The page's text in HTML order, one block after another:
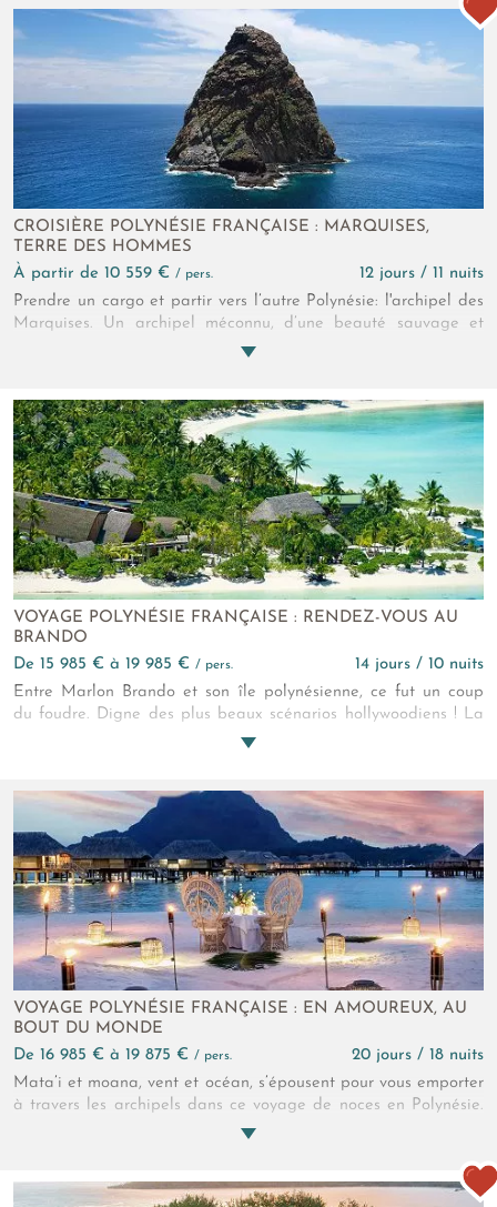
CROISIÈRE POLYNÉSIE FRANÇAISE : MARQUISES,
TERRE DES HOMMES
à partir de 10 559 € / pers.
12 jours / 11 nuits
Prendre un cargo et partir vers l’autre Polynésie: l'archipel des
Marquises. Un archipel méconnu, d’une beauté sauvage et
préservée où sont nés et sont toujours cultivés les grands arts
VOYAGE POLYNÉSIE FRANÇAISE : RENDEZ-VOUS AU
BRANDO
de 15 985 € à 19 985 € / pers.
14 jours / 10 nuits
Entre Marlon Brando et son île polynésienne, ce fut un coup
du foudre. Digne des plus beaux scénarios hollywoodiens ! La
star s’est éteinte mais son amour du Pacifique continue de
VOYAGE POLYNÉSIE FRANÇAISE : EN AMOUREUX, AU
BOUT DU MONDE
de 16 985 € à 19 875 € / pers.
20 jours / 18 nuits
Mata’i et moana, vent et océan, s’épousent pour vous emporter
à travers les archipels dans ce voyage de noces en Polynésie.
Des cieux aux rivages, c’est comme si vous marchiez ensemble